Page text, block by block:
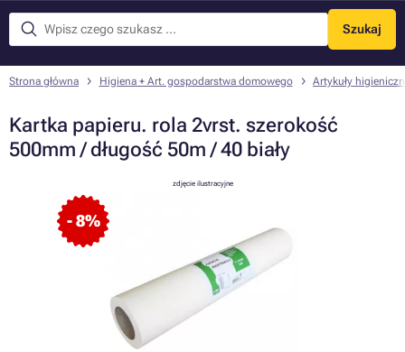
Szukaj
Menu
Strona główna Higiena + Art. gospodarstwa domowego Artykuły
Kartka papieru. rola 2vrst. szerokość
500mm / długość 50m / 40 biały
- 8%
zdjęcie ilustracyjne